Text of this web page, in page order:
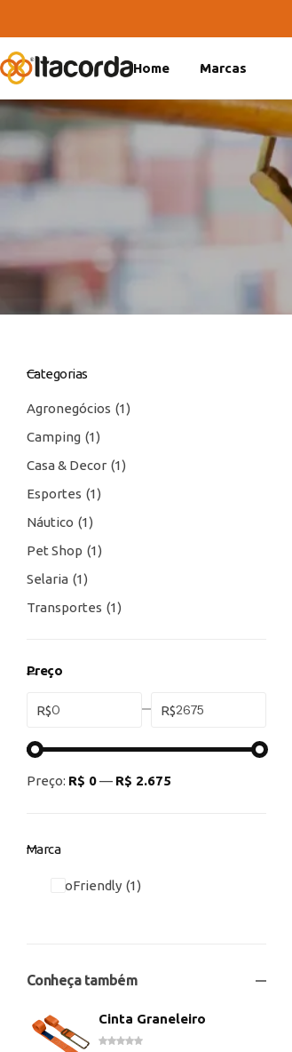
Home Marcas
Categorias
Agronegócios
1
Camping 1
Casa & Decor 1
Esportes
1
Náutico
1
Pet Shop
1
Selaria 1
Transportes
1
Preço
R$ R$
Preço: R$ 0— R$ 2.675
Marca
EcoFriendly 1
Conheça também
Cinta Graneleiro
DeltaFix
EcoFriendly
ItaMaxx